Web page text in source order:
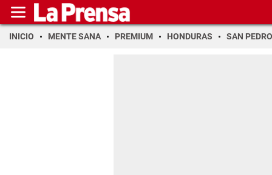
INICIO MENTE SANA PREMIUM HONDURAS SAN PEDRO